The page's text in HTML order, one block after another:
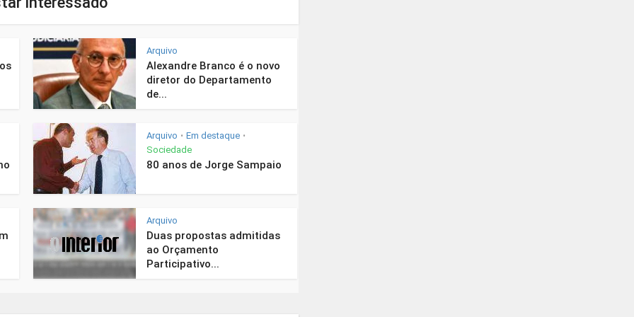
Arquivo
Alexandre Branco é o novo
diretor do Departamento
de...
Arquivo • Em destaque •
Sociedade
80 anos de Jorge Sampaio
Arquivo
Duas propostas admitidas
ao Orçamento
Participativo...